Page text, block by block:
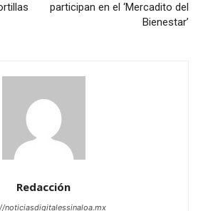
participan en el ‘Mercadito del
Bienestar’
Redacción
noticiasdigitalessinaloa.mx